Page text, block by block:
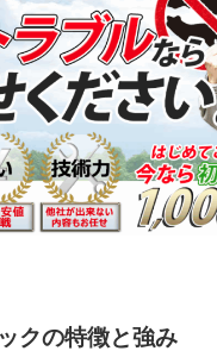
クの特徴と強み